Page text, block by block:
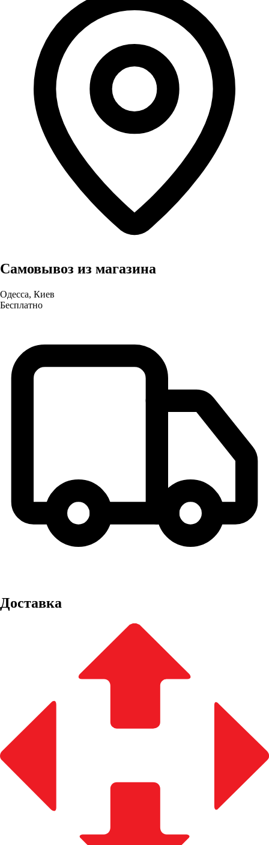
Самовывоз из магазина
Одесса, Киев
Бесплатно
Доставка